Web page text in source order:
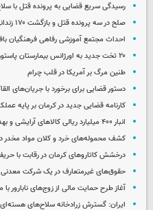
رسیدگی سریع قضایی به پرونده قتل با
صلح در سه پرونده قتل و بازگشت ۱۷۰ زندانی به آغوش خانواده
احداث مجتمع آموزشی رفاهی فرهنگیان بافت با اعتبار
۲۰ تخت جدید به اورژانس بیمارستان پاستور بم اضافه شد
طنین مرگ بر آمریکا در قلب چرام
دستور قضایی برای برخورد با جریان‌های
کارنامه قضایی جدید در کرمان بر پایه
انبار ۴۰۰ میلیارد ریالی کالاهای آرایشی و بهداشتی در کرمان شناسایی شد
کشف محموله‌های خرد و کلان مواد مخدر
درخشش کاتاروهای کرمان در رقابت با
حقوق‌های غیرمتعارف در یک شرکت
آغاز طرح حمایت مالی از زوج‌های نابارور
ایران: گسترش زرادخانه سلاح‌های